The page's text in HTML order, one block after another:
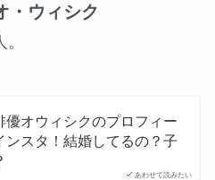
・ウィシク
あわせて読みたい
優オウィシクのプロフィー
ンスタ！結婚してるの？子